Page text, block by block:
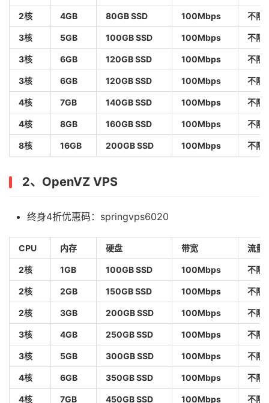
2核 4GB 80GB SSD 100Mbps 不限
3核 5GB 100GB SSD 100Mbps 不限
3核 6GB 120GB SSD 100Mbps 不限
3核 6GB 120GB SSD 100Mbps 不限
4核 7GB 140GB SSD 100Mbps 不限
4核 8GB 160GB SSD 100Mbps 不限
8核 16GB 200GB SSD 100Mbps 不限
2、OpenVZ VPS
终身4折优惠码：springvps6020
CPU 内存 硬盘 带宽 流量
2核 1GB 100GB SSD 100Mbps 不限
2核 2GB 150GB SSD 100Mbps 不限
2核 3GB 200GB SSD 100Mbps 不限
3核 4GB 250GB SSD 100Mbps 不限
3核 5GB 300GB SSD 100Mbps 不限
4核 6GB 350GB SSD 100Mbps 不限
4核 7GB 450GB SSD 100Mbps 不限